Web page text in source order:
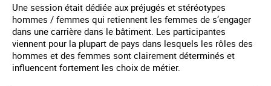
Une session était dédiée aux préjugés et stéréotypes
hommes / femmes qui retiennent les femmes de s’engager
dans une carrière dans le bâtiment. Les participantes
viennent pour la plupart de pays dans lesquels les rôles des
hommes et des femmes sont clairement déterminés et
influencent fortement les choix de métier.